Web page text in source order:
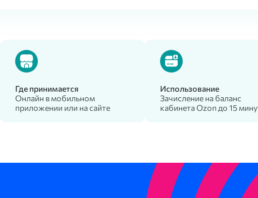
Где принимается
Онлайн в мобильном
приложении или на сайте
Использование
Зачисление на баланс
кабинета Ozon до 15